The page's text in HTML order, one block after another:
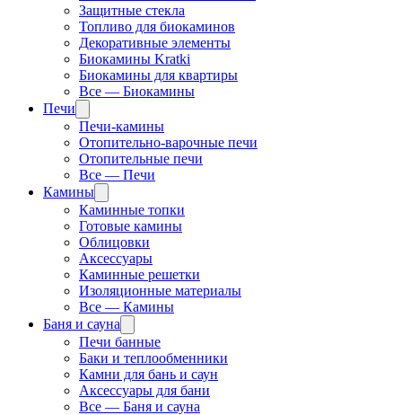
Защитные стекла
Топливо для биокаминов
Декоративные элементы
Биокамины Kratki
Биокамины для квартиры
Все — Биокамины
Печи
Печи-камины
Отопительно-варочные печи
Отопительные печи
Все — Печи
Камины
Каминные топки
Готовые камины
Облицовки
Аксессуары
Каминные решетки
Изоляционные материалы
Все — Камины
Баня и сауна
Печи банные
Баки и теплообменники
Камни для бань и саун
Аксессуары для бани
Все — Баня и сауна